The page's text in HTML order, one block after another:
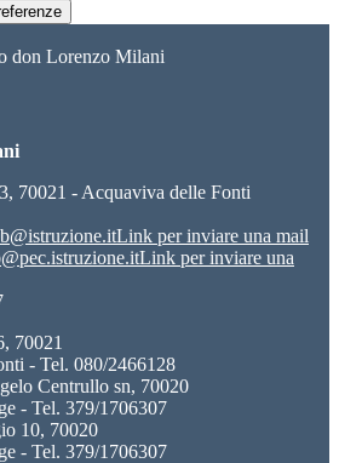
don Lorenzo Milani
70021 - Acquaviva delle Fonti
Link per inviare una mail
Link per inviare una
70021
- Tel. 080/2466128
Centrullo sn, 70020
- Tel. 379/1706307
10, 70020
- Tel. 379/1706307